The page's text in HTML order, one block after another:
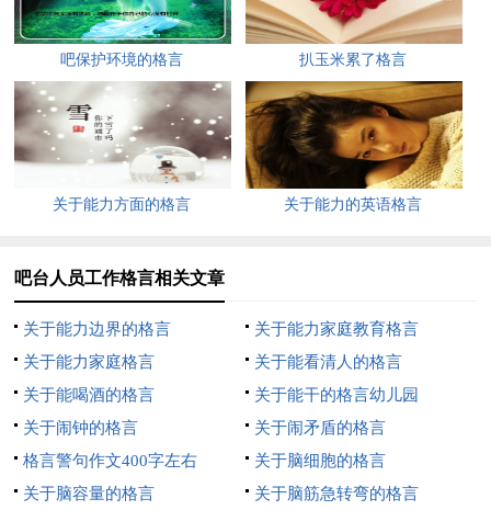
在成本低。
但尽管如此，成本的控制还是要做好，七月份和八月份的成本都
在18%，这也是在规定范围内的数据。
原材料的优劣和价格上的选择，以及平常做东西合理搭配，细微
节省，直接导致吧台成本高低。
量，控制材料成本”的原则与目标，继续保持并逐步加强。
三、吧台的卫生状况：吧台环境卫生状况，比之前而言只能
说是略有所提高，实话实说，店长提出细致卫生那天，晚上我就
在工作间弄了两小时，后来问王领班有什么变化没，结果却是没
什么太大变化，很受打击。
但不管怎么样这也是不争的事实，个人问题和吧员的情绪化也导
致这块工作没能开展好，在此做出自我检讨。
吧保护环境的格言 扒玉米累了格言
关于能力方面的格言 关于能力的英语格言
吧台人员工作格言相关文章
关于能力边界的格言
关于能力家庭教育格言
关于能力家庭格言
关于能看清人的格言
关于能喝酒的格言
关于能干的格言幼儿园
关于闹钟的格言
关于闹矛盾的格言
格言警句作文400字左右
关于脑细胞的格言
关于脑容量的格言
关于脑筋急转弯的格言